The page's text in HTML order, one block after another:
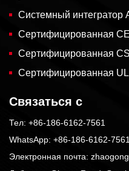
Системный интегратор
Сертифицированная
Сертифицированная
Сертифицированная
Связаться с
Тел: +86-186-6162-7561
WhatsApp: +86-186-6162-7561
Электронная почта: